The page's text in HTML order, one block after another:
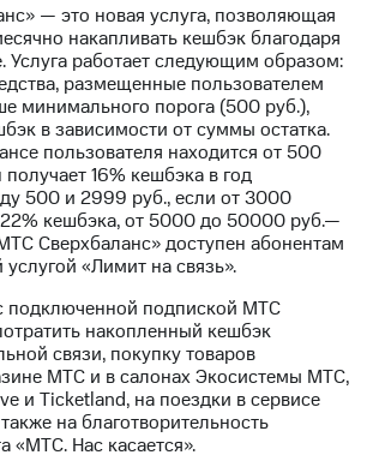
— это новая услуга, позволяющая
накапливать кешбэк благодаря
Услуга работает следующим образом:
размещенные пользователем
минимального порога (500 руб.),
в зависимости от суммы остатка.
пользователя находится от 500
16% кешбэка в год
500 и 2999 руб., если от 3000
кешбэка, от 5000 до 50000 руб.—
Сверхбаланс» доступен абонентам
«Лимит на связь».
подпиской МТС
накопленный кешбэк
связи, покупку товаров
МТС и в салонах Экосистемы МТС,
и Ticketland, на поездки в сервисе
на благотворительность
«МТС. Нас касается».